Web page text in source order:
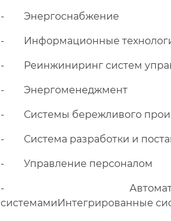
- Энергоснабжение
- Информационные
- Реинжиниринг систем
- Энергоменеджмент
- Системы бережливого
- Система разработки и
- Управление персоналом
-
системамиИнтегрированные